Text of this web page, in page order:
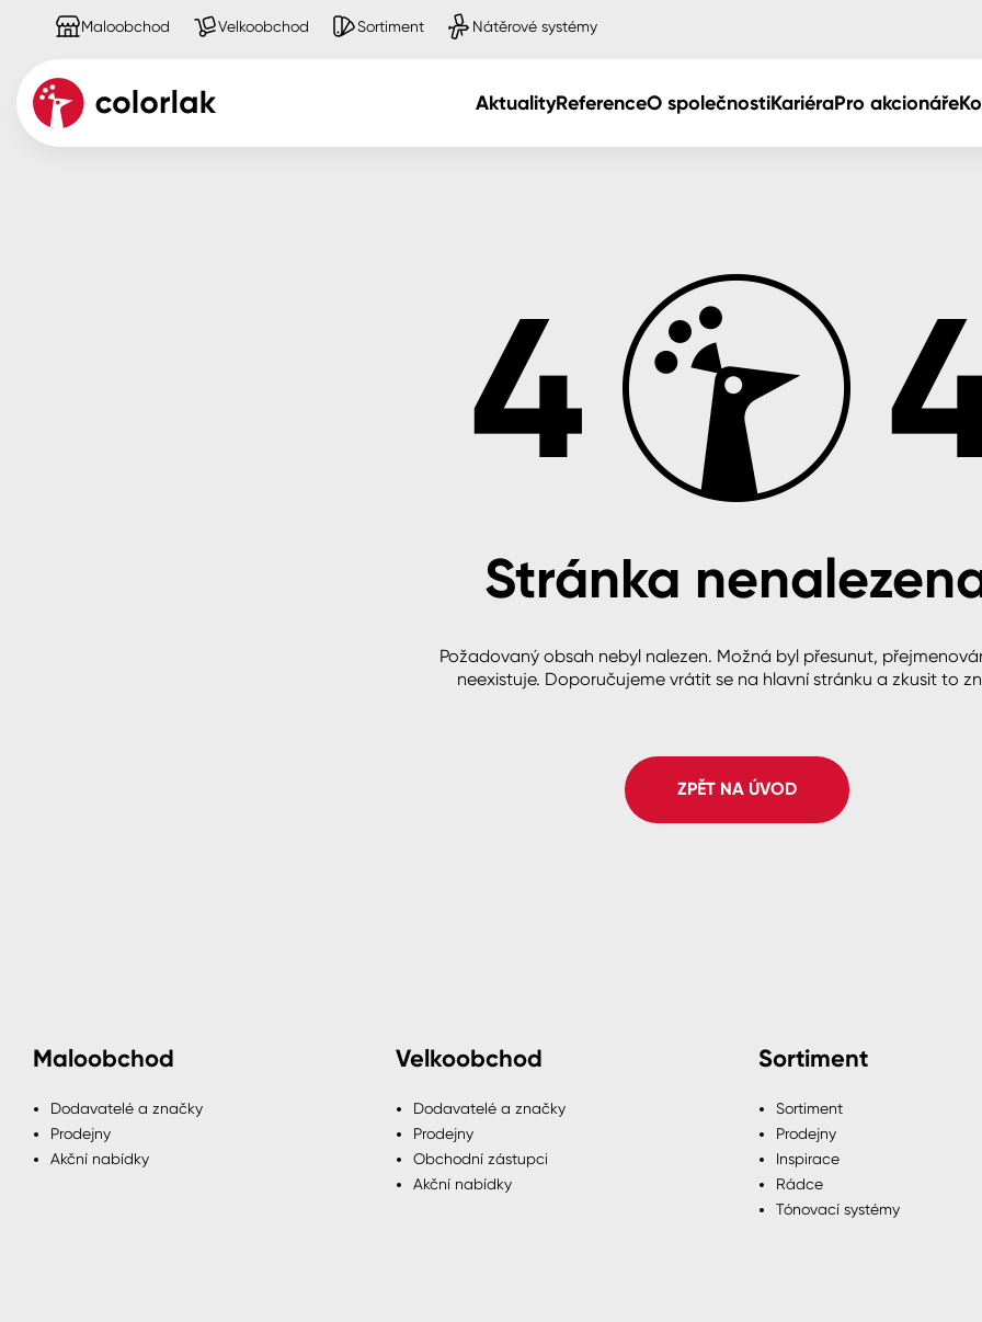
Maloobchod Velkoobchod Sortiment Nátěrové systémy
AktualityReferenceO společnostiKariéraPro akcionáře
Ředidla, tužidla, čističe, technickéStránka
Požadovaný obsah nebyl nalezen. Možná byl přesunut,
neexistuje. Doporučujeme vrátit se na hlavní stránku a zkusit to
ZPĚT NA ÚVOD
Maloobchod
Dodavatelé a značky
Prodejny
Akční nabídky
Velkoobchod
Dodavatelé a značky
Prodejny
Obchodní zástupci
Akční nabídky
Sortiment
Sortiment
Prodejny
Inspirace
Rádce
Tónovací systémy